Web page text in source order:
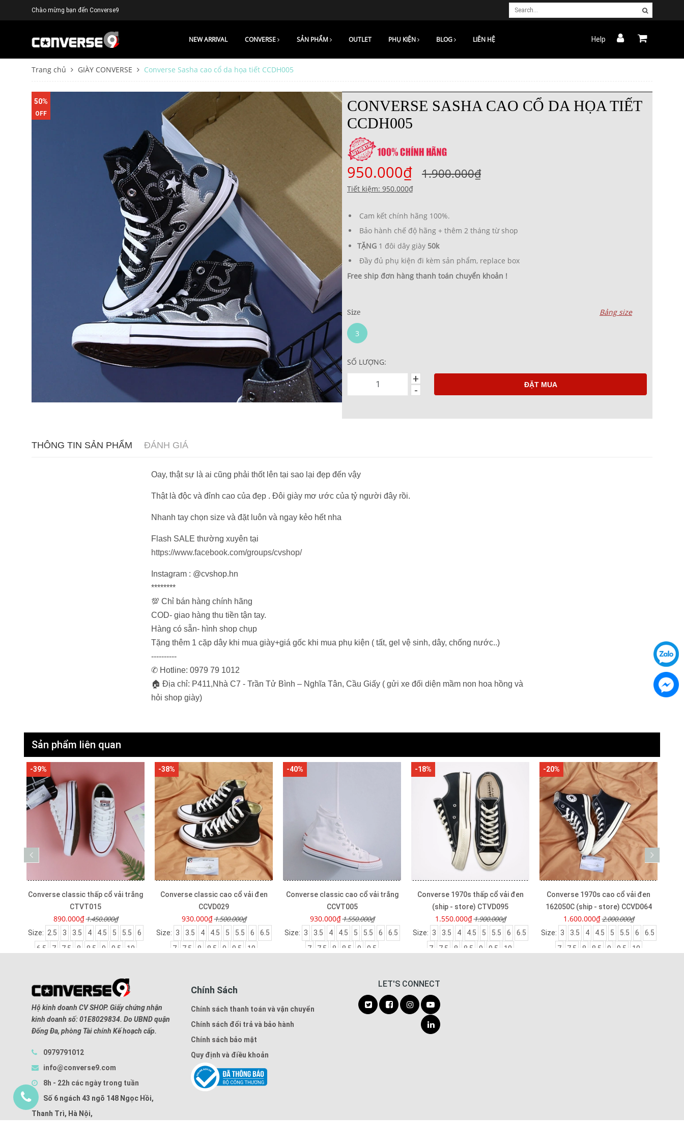
Chào mừng bạn đến Converse9
NEW ARRIVAL CONVERSE SẢN PHẨM OUTLET PHỤ KIỆN BLOG LIÊN HỆ Help
Trang chủ GIÀY CONVERSE Converse Sasha cao cổ da họa tiết CCDH005
50%
OFF
CONVERSE SASHA CAO CỔ DA HỌA TIẾT
CCDH005
950.000₫ 1.900.000₫
Tiết kiệm: 950.000₫
Cam kết chính hãng 100%.
Bảo hành chế độ hãng + thêm 2 tháng từ shop
TẶNG 1 đôi dây giày 50k
Đầy đủ phụ kiện đi kèm sản phẩm, replace box
Free ship đơn hàng thanh toán chuyển khoản !
Size
3
Bảng size
SỐ LƯỢNG:
-
+ ĐẶT MUA
THÔNG TIN SẢN PHẨM ĐÁNH GIÁ
Oay, thật sự là ai cũng phải thốt lên tại sao lại đẹp đến vậy
Thật là độc và đỉnh cao của đẹp . Đôi giày mơ ước của tỷ người đây rồi.
Nhanh tay chọn size và đặt luôn và ngay kẻo hết nha
Flash SALE thường xuyên tại
https://www.facebook.com/groups/cvshop/
Instagram : @cvshop.hn
********
💯 Chỉ bán hàng chính hãng
COD- giao hàng thu tiền tận tay.
Hàng có sẵn- hình shop chụp
Tặng thêm 1 cặp dây khi mua giày+giá gốc khi mua phụ kiện ( tất, gel vệ sinh, dây, chống nước..)
----------
✆ Hotline: 0979 79 1012
🏠 Địa chỉ: P411,Nhà C7 - Trần Tử Bình – Nghĩa Tân, Cầu Giấy ( gửi xe đối diện mầm non hoa hồng và
hỏi shop giày)
Sản phẩm liên quan
-38%
Converse classic cao cổ vải đen
CCVD029
930.000₫1.500.000₫
Size: 3 3.5 4 4.5 5 5.5 6
6.5
7
7.5 8 8.5 9 9.5 10
-40%
Converse classic cao cổ vải trắng
CCVT005
930.000₫1.550.000₫
Size: 3 3.5 4 4.5 5 5.5 6
6.5
7
7.5 8 8.5 9 9.5
-18%
Converse 1970s thấp cổ vải đen
(ship - store) CTVD095
1.550.000₫1.900.000₫
Size: 3 3.5 4 4.5 5 5.5 6
6.5
7.5 8 8.5 9 9.5 10
-20%
Converse 1970s cao cổ vải đen
162050C (ship - store) CCVD064
1.600.000₫2.000.000₫
Size: 3 3.5 4 4.5 5 5.5 6
6.5
7
7.5 8 8.5 9 9.5 10
-29%
Converse classic cao cổ vải xanh
CCVX073
1.100.000₫1.550.000₫
Size: 3.5 4 4.5 5
Hộ kinh doanh CV SHOP. Giấy chứng nhận
kinh doanh số: 01E8029834. Do UBND quận
Đống Đa, phòng Tài chính Kế hoạch cấp.
0979791012
info@converse9.com
8h - 22h các ngày trong tuần
Số 6 ngách 43 ngõ 148 Ngọc Hồi,
Thanh Trì, Hà Nội,
Chính Sách
Chính sách thanh toán và vận chuyển
Chính sách đổi trả và bảo hành
Chính sách bảo mật
Quy định và điều khoản
LET'S CONNECT